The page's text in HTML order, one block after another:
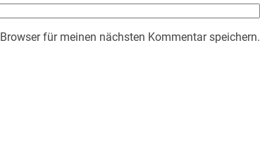
für meinen nächsten Kommentar speichern.